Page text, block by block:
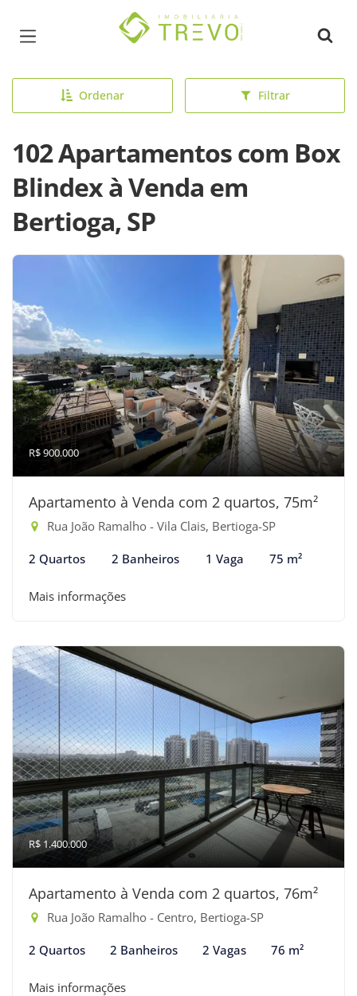
Página inicial
Ordenar Filtrar
102 Apartamentos com Box
Blindex à Venda em
Bertioga, SP
R$ 900.000
Apartamento à Venda com 2 quartos, 75m²
Rua João Ramalho - Vila Clais, Bertioga-SP
2 Quartos 2 Banheiros 1 Vaga 75 m²
Mais informações
R$ 1.400.000
Apartamento à Venda com 2 quartos, 76m²
Rua João Ramalho - Centro, Bertioga-SP
2 Quartos 2 Banheiros 2 Vagas 76 m²
Mais informações